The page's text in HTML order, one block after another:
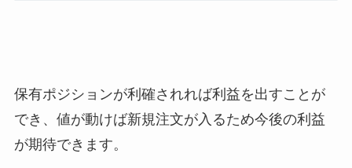
保有ポジションが利確されれば利益を出すことが
でき、値が動けば新規注文が入るため今後の利益
が期待できます。